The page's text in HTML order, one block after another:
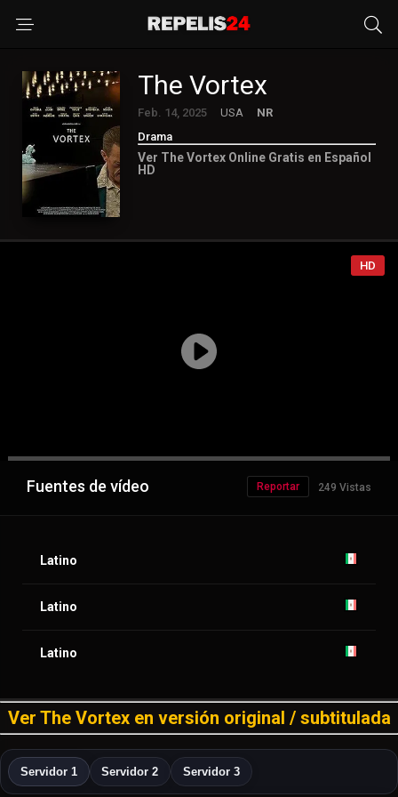
The Vortex
Feb. 14, 2025 USA
NR
Drama
Ver The Vortex Online Gratis en Español
HD
HD
Fuentes de vídeo 249 Vistas
Reportar
Latino
Latino
Latino
Ver The Vortex en versión original / subtitulada
Servidor 1 Servidor 2 Servidor 3